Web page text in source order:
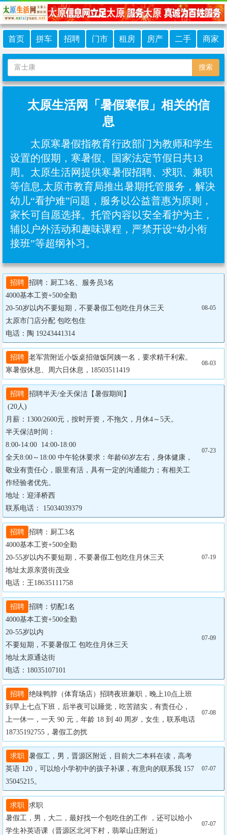
首页 拼车 招聘 门市 租房 房产 二手 商家
搜索
太原生活网「暑假寒假」相关的信
息
太原寒暑假指教育行政部门为教师和学生
设置的假期，寒暑假、国家法定节假日共13
周。太原生活网提供寒暑假招聘、求职、兼职
等信息,太原市教育局推出暑期托管服务，解决
幼儿“看护难”问题，服务以公益普惠为原则，
家长可自愿选择‌。托管内容以安全看护为主，
辅以户外活动和趣味课程，严禁开设“幼小衔
接班”等超纲补习‌。
招聘 招聘：厨工3名、服务员3名
4000基本工资+500全勤
20-50岁以内不要短期，不要暑假工包吃住月休三天
太原市门店分配 包吃包住
电话：陶 19243441314
08-05
招聘 老军营附近小饭桌招做饭阿姨一名，要求精干利索。
寒暑假休息、周六日休息，18503511419
08-03
招聘 招聘半天/全天保洁【暑假期间】
(20人)
月薪：1300/2600元，按时开资，不拖欠，月休4～5天。
半天保洁时间：
8:00-14:00  14:00-18:00
全天8:00～18:00 中午轮休要求：年龄60岁左右，身体健康，
敬业有责任心，眼里有活，具有一定的沟通能力；有相关工
作经验者优先。
地址：迎泽桥西
联系电话： 15034039379
07-23
招聘 招聘：厨工3名
4000基本工资+500全勤
20-55岁以内不要短期，不要暑假工包吃住月休三天
地址太原亲贤街茂业
电话：王18635111758
07-19
招聘 招聘：切配1名
4000基本工资+500全勤
20-55岁以内
不要短期，不要暑假工 包吃住月休三天
地址太原通达街
电话：18035107101
07-09
招聘 绝味鸭脖（体育场店）招聘夜班兼职，晚上10点上班
到早上七点下班，后半夜可以睡觉，吃苦踏实，有责任心，
上一休一，一天 90 元，年龄 18 到 40 周岁，女生，联系电话
18735192755，暑假工勿扰
07-08
求职
暑假工，男，晋源区附近，目前大二本科在读，高考
英语 120，可以给小学初中的孩子补课，有意向的联系我 157
35045215。
07-07
求职
求职
暑假工，男，大二，最好找一个包吃住的工作 ，还可以给小
学生补英语课（晋源区北河下村，翡翠山庄附近）
07-07